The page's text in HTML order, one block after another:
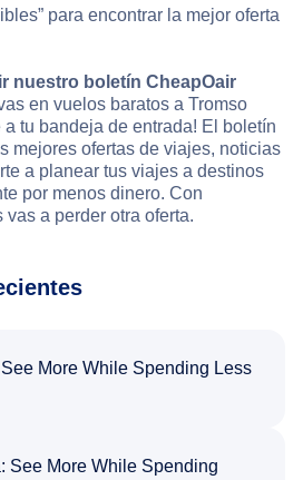
para encontrar la mejor oferta
nuestro boletín CheapOair
en vuelos baratos a Tromso
tu bandeja de entrada! El boletín
mejores ofertas de viajes, noticias
a planear tus viajes a destinos
por menos dinero. Con
a perder otra oferta.
More While Spending Less
See More While Spending